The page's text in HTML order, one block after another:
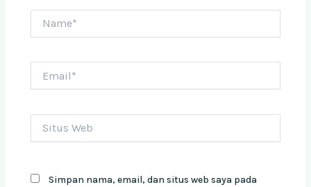
Web
Simpan nama, email, dan situs web saya pada